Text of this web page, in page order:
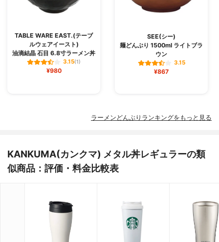
TABLE WARE EAST.(テーブ
ルウェアイースト)
油滴結晶 石目 6.8寸ラーメン丼
3.15(1)
¥980
SEE(シー)
麺どんぶり 1500ml ライトブラ
ウン
3.15
¥867
ラーメンどんぶりランキングをもっと見る
KANKUMA(カンクマ) メタル丼レギュラーの類
似商品：評価・料金比較表